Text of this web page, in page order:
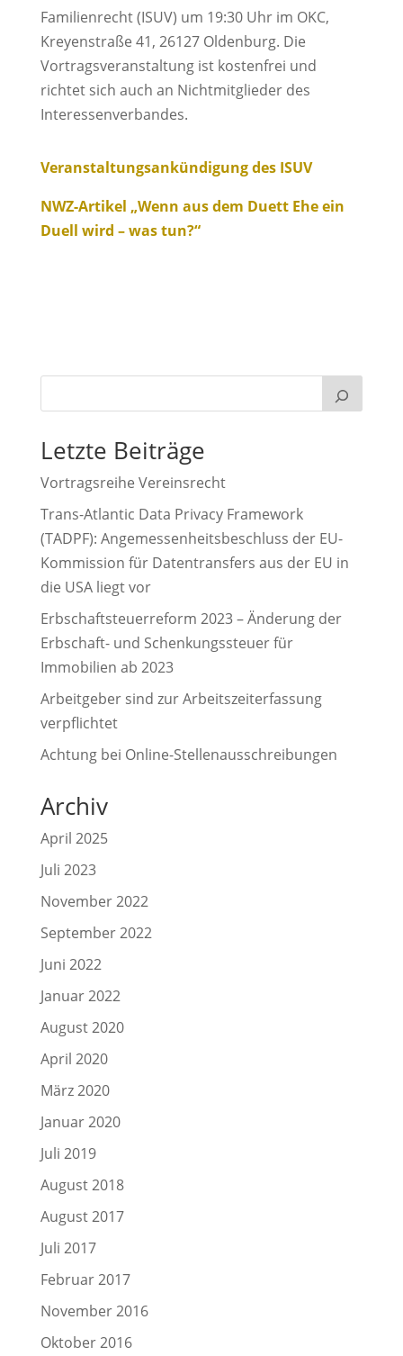
Familienrecht (ISUV) um 19:30 Uhr im OKC,
Kreyenstraße 41, 26127 Oldenburg. Die
Vortragsveranstaltung ist kostenfrei und
richtet sich auch an Nichtmitglieder des
Interessenverbandes.
Veranstaltungsankündigung des ISUV
NWZ-Artikel „Wenn aus dem Duett Ehe ein
Duell wird – was tun?“
Letzte Beiträge
Vortragsreihe Vereinsrecht
Trans-Atlantic Data Privacy Framework
(TADPF): Angemessenheitsbeschluss der EU-
Kommission für Datentransfers aus der EU in
die USA liegt vor
Erbschaftsteuerreform 2023 – Änderung der
Erbschaft- und Schenkungssteuer für
Immobilien ab 2023
Arbeitgeber sind zur Arbeitszeiterfassung
verpflichtet
Achtung bei Online-Stellenausschreibungen
Archiv
April 2025
Juli 2023
November 2022
September 2022
Juni 2022
Januar 2022
August 2020
April 2020
März 2020
Januar 2020
Juli 2019
August 2018
August 2017
Juli 2017
Februar 2017
November 2016
Oktober 2016